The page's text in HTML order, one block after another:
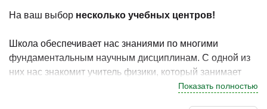
На ваш выбор несколько учебных центров!
Школа обеспечивает нас знаниями по многими
фундаментальным научным дисциплинам. С одной из
них нас знакомит учитель физики, который занимает
преподаванием одноимённого предмета. ОнПоказать полностью